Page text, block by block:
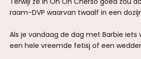
raam-DVP waarvan twaalf in een
Als je vandaag de dag met Barbie iets
een hele vreemde fetisj of een